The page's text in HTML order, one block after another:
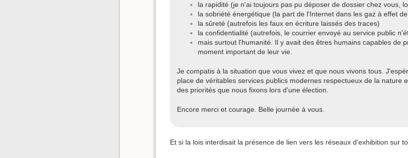
la rapidité (je n'ai toujours pas pu déposer de dossier chez vous,
la sobriété énergétique (la part de l'Internet dans les gaz à effet
la sûreté (autrefois les faux en écriture laissés des traces)
la confidentialité (autrefois, le courrier envoyé au service public
mais surtout l'humanité. Il y avait des êtres humains capables de
moment important de leur vie.
Je compatis à la situation que vous vivez et que nous vivons tous.
place de véritables services publics modernes respectueux de la
des priorités que nous fixons lors d'une élection.
Encore merci et courage. Belle journée à vous.
Et si la lois interdisait la présence de lien vers les réseaux d'exhibition sur